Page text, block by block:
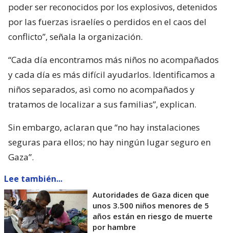
poder ser reconocidos por los explosivos, detenidos
por las fuerzas israelíes o perdidos en el caos del
conflicto”, señala la organización.
“Cada día encontramos más niños no acompañados
y cada día es más difícil ayudarlos. Identificamos a
niños separados, asì como no acompañados y
tratamos de localizar a sus familias”, explican.
Sin embargo, aclaran que “no hay instalaciones
seguras para ellos; no hay ningún lugar seguro en
Gaza”.
Lee también...
Autoridades de Gaza dicen que
unos 3.500 niños menores de 5
años están en riesgo de muerte
por hambre